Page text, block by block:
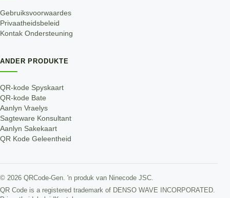
Gebruiksvoorwaardes
Privaatheidsbeleid
Kontak Ondersteuning
ANDER PRODUKTE
QR-kode Spyskaart
QR-kode Bate
Aanlyn Vraelys
Sagteware Konsultant
Aanlyn Sakekaart
QR Kode Geleentheid
© 2026 QRCode-Gen. 'n produk van Ninecode JSC
QR Code is a registered trademark of DENSO WAVE INCORPORATED.